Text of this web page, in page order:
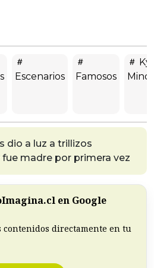
Escenarios Famosos
dio a luz a trillizos
madre por primera vez
en Google
contenidos directamente en tu